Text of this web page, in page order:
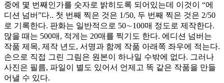
중에 몇 번째인가를 숫자로 밝히도록 되어있는데 이것이 “에
디션 넘버”다.. 첫 번째 찍은 것은 1/50, 두 번째 찍은 것은 2/50
로 기록한다. 판화는 일반적으로 50∼100매 정도로 제작한다.
많을 때는 500매, 적게는 20매를 찍기도 한다. 에디션 넘버는
작품 제목, 제작 년도, 서명과 함께 작품 아래쪽 좌우에 적는다.
손으로 직접 그린 그림은 원본이 하나일 수밖에 없다. 그러나
사진은 필름, 파일이 별도 있어서 언제고 똑 같은 작품을 만들
어낼 수 있다.